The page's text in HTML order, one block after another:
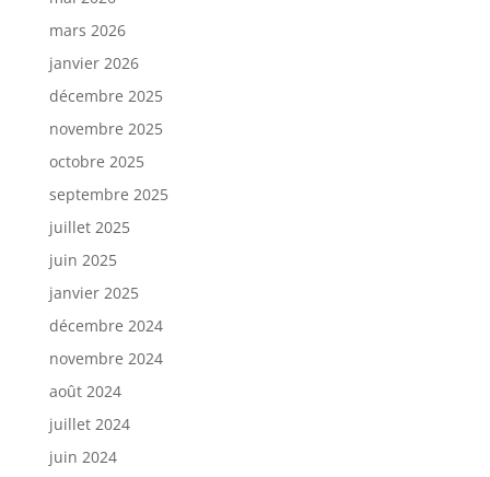
mars 2026
janvier 2026
décembre 2025
novembre 2025
octobre 2025
septembre 2025
juillet 2025
juin 2025
janvier 2025
décembre 2024
novembre 2024
août 2024
juillet 2024
juin 2024